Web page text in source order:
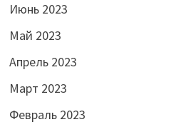
Июнь 2023
Май 2023
Апрель 2023
Март 2023
Февраль 2023